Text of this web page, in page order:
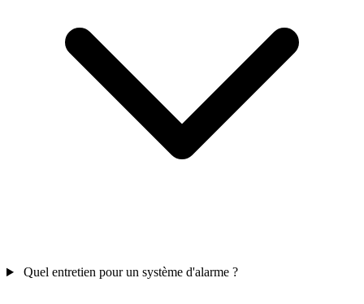
Quel entretien pour un système d'alarme ?